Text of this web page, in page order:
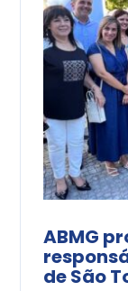
ABMG
de São